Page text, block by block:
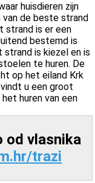
huisdieren zijn
de beste strand
strand is er een
bestemd is
is kiezel en is
te huren. De
op het eiland Krk
u een groot
huren van een
od vlasnika
trazi